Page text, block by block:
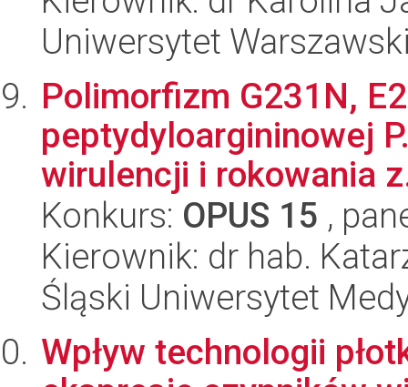
Uniwersytet
Polimorfizm G231N,
peptydyloargininowej
wirulencji i rokowania
Konkurs: OPUS 15 ,
Kierownik: dr hab.
Śląski Uniwersytet
Wpływ technologii